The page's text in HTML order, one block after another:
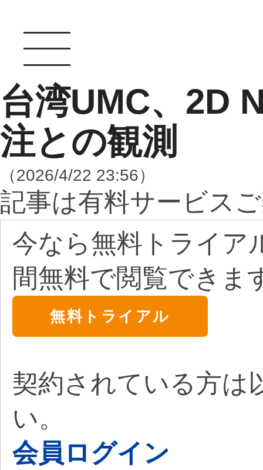
台湾UMC、2D
注との観測
（2026/4/22 23:56）
記事は有料サービス
今なら無料トライア
間無料で閲覧できま
無料トライアル
契約されている方は
い。
会員ログイン